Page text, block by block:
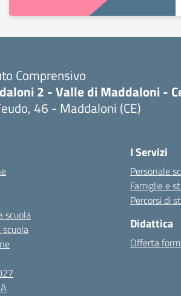
Comprensivo
2 - Valle di Maddaloni -
46 - Maddaloni (CE)
scuola
I Servizi
Personale
Famiglie e
Percorsi di
Didattica
Offerta